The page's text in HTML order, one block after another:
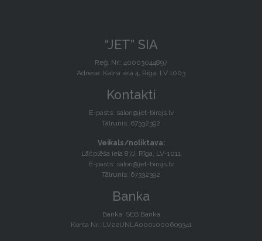
“JET” SIA
Reģ. Nr.: 40003044897
Adrese: Kalna iela 4, Rīga, LV 1003
Kontakti
E-pasts: salon@jet-birojs.lv
Tālrunis: 67332392
Veikals/noliktava:
Lāčplēša iela 87J, Rīga, LV-1011
E-pasts: salon@jet-birojs.lv
Tālrunis: 67332392
Banka
Banka: SEB Banka
Konta Nr.: LV22UNLA0001000609341